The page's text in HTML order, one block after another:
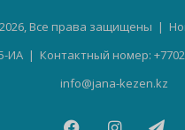
Все права защищены |
ИА | Контактный номер:
info@jana-kezen.kz